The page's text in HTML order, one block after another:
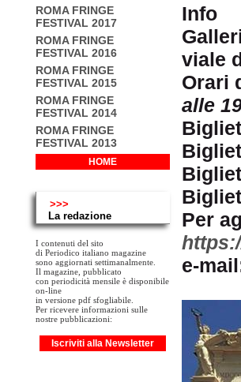
ROMA FRINGE
FESTIVAL 2017
ROMA FRINGE
FESTIVAL 2016
ROMA FRINGE
FESTIVAL 2015
ROMA FRINGE
FESTIVAL 2014
ROMA FRINGE
FESTIVAL 2013
HOME
>>>
La redazione
I contenuti del sito
di Periodico italiano magazine
sono aggiornati settimanalmente.
Il magazine, pubblicato
con periodicità mensile è disponibile
on-line
in versione pdf sfogliabile.
Per ricevere informazioni sulle
nostre pubblicazioni:
Iscriviti alla Newsletter
Info
viale
Orari
alle
Per
e-